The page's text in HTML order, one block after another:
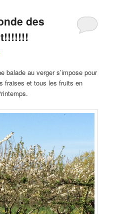
des
balade au verger s’impose pour
fraises et tous les fruits en